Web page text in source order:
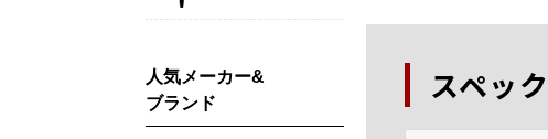
スペック
人気メーカー&
ブランド